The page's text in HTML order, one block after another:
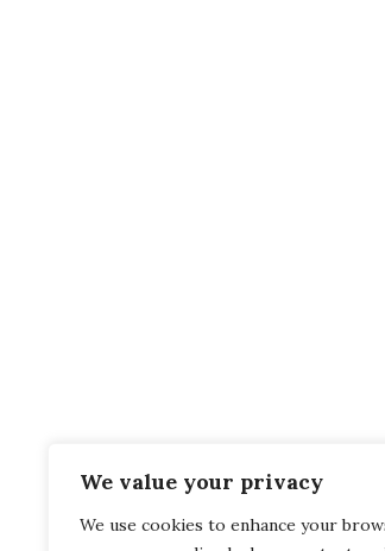
We value your privacy
We use cookies to enhance your